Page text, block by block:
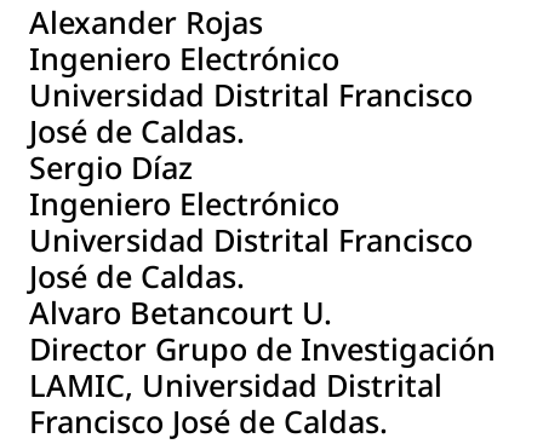
Alexander Rojas
Ingeniero Electrónico
Universidad Distrital Francisco
José de Caldas.
Sergio Díaz
Ingeniero Electrónico
Universidad Distrital Francisco
José de Caldas.
Alvaro Betancourt U.
Director Grupo de Investigación
LAMIC, Universidad Distrital
Francisco José de Caldas.